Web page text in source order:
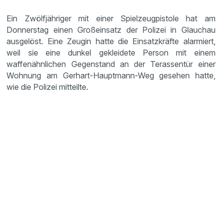
Ein Zwölfjähriger mit einer Spielzeugpistole hat am
Donnerstag einen Großeinsatz der Polizei in Glauchau
ausgelöst. Eine Zeugin hatte die Einsatzkräfte alarmiert,
weil sie eine dunkel gekleidete Person mit einem
waffenähnlichen Gegenstand an der Terassentür einer
Wohnung am Gerhart-Hauptmann-Weg gesehen hatte,
wie die Polizei mitteilte.